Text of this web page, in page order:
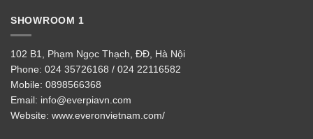
SHOWROOM 1
102 B1, Phạm Ngọc Thạch, ĐĐ, Hà Nội
Phone: 024 35726168 / 024 22116582
Mobile: 0898566368
Email: info@everpiavn.com
Website: www.everonvietnam.com/